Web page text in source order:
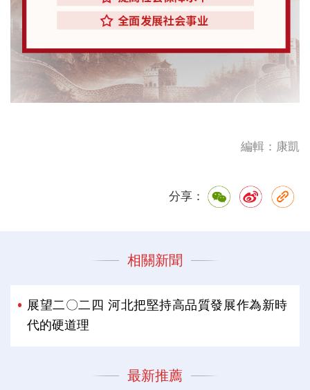
編輯：康凱
分享：
相關新聞
展望二〇二四 河北把堅持高品質發展作為新時
代的硬道理
最新推薦